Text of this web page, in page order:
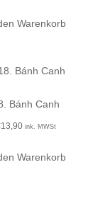
Warenkorb
Bánh Canh
13,90 ink. MWSt
Warenkorb